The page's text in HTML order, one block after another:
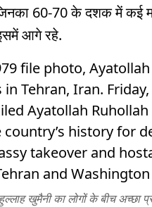
60-70 के दशक में कई
आगे रहे.
खुमैनी का लोगों के बीच अच्छा